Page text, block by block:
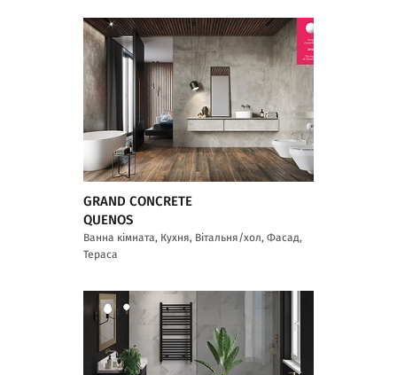
GRAND CONCRETE
QUENOS
Ванна кімната, Кухня, Вітальня/хол, Фасад,
Тераса